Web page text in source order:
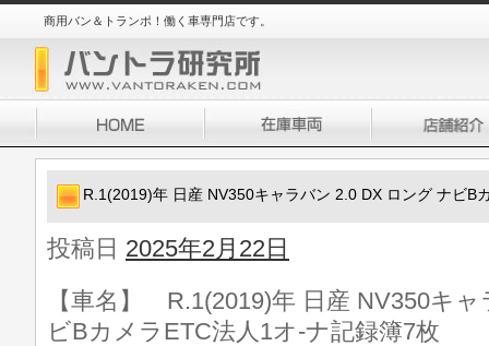
商用バン＆トランポ！働く車専門店です。
R.1(2019)年 日産 NV350キャラバン 2.0 DX ロング ナビB
投稿日 2025年2月22日
【車名】 R.1(2019)年 日産 NV350キ
ビBカメラETC法人1オ-ナ記録簿7枚